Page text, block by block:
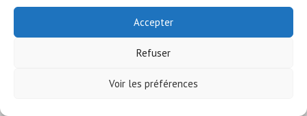
Accepter
Refuser
Voir les préférences